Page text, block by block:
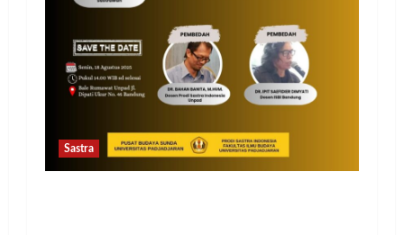
Sastra